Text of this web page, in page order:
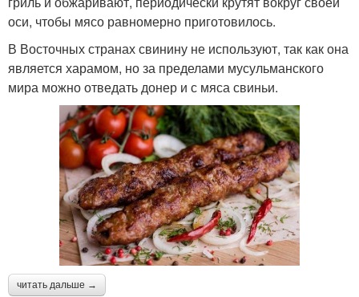
оси, чтобы мясо равномерно приготовилось.
В Восточных странах свинину не используют, так как она
является харамом, но за пределами мусульманского
мира можно отведать донер и с мяса свиньи.
читать дальше →